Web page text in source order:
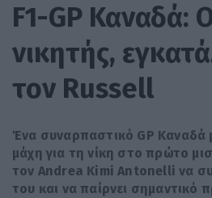
F1-GP Καναδά:
νικητής,
τον Russell
Ένα συναρπαστικό GP Καναδά
μάχη για τη νίκη στο πρώτο
τον Andrea Kimi Antonelli να
του και να παίρνει σημαντικό